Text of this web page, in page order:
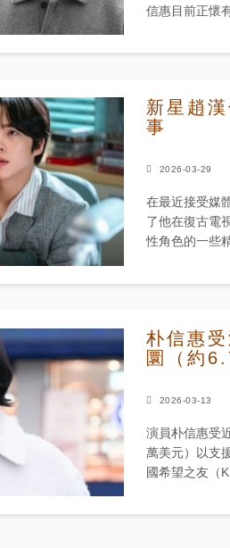
信惠目前正懷
持...
新星趙
事
2026-03-29
在最近接受媒
了他在復古電
性角色的一些
朴信惠
圜（約
2026-03-13
演員朴信惠受
萬美元）以支援單親家庭。 國
國希望之友（
天使計劃...